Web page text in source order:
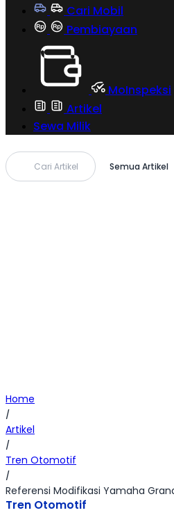
Cari Mobil
Pembiayaan
MoInspeksi
Artikel
Sewa Milik
Cari Artikel Semua Artikel
Home
/
Artikel
/
Tren Otomotif
/
Referensi Modifikasi Yamaha
Tren Otomotif